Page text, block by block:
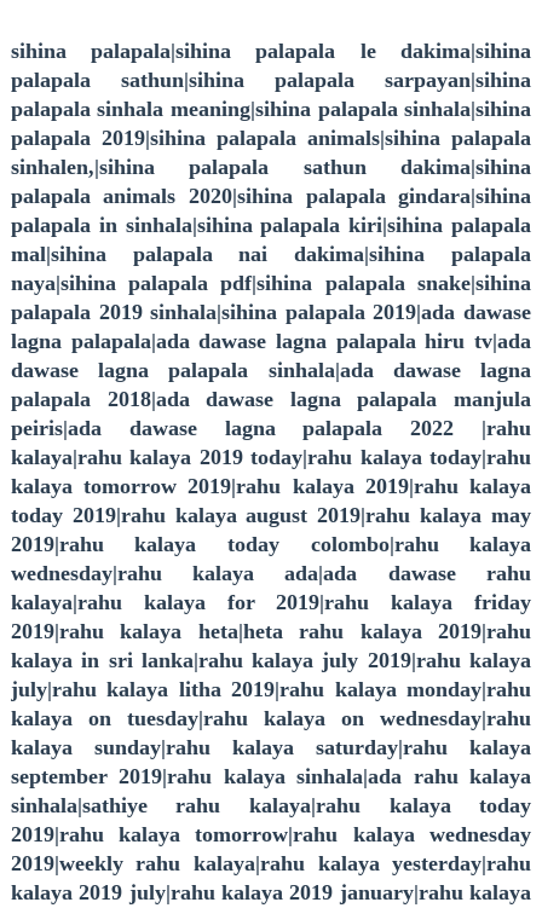
sihina palapala|sihina palapala le dakima|sihina
palapala sathun|sihina palapala sarpayan|sihina
palapala sinhala meaning|sihina palapala sinhala|sihina
palapala 2019|sihina palapala animals|sihina palapala
sinhalen,|sihina palapala sathun dakima|sihina
palapala animals 2020|sihina palapala gindara|sihina
palapala in sinhala|sihina palapala kiri|sihina palapala
mal|sihina palapala nai dakima|sihina palapala
naya|sihina palapala pdf|sihina palapala snake|sihina
palapala 2019 sinhala|sihina palapala 2019|ada dawase
lagna palapala|ada dawase lagna palapala hiru tv|ada
dawase lagna palapala sinhala|ada dawase lagna
palapala 2018|ada dawase lagna palapala manjula
peiris|ada dawase lagna palapala 2022 |rahu
kalaya|rahu kalaya 2019 today|rahu kalaya today|rahu
kalaya tomorrow 2019|rahu kalaya 2019|rahu kalaya
today 2019|rahu kalaya august 2019|rahu kalaya may
2019|rahu kalaya today colombo|rahu kalaya
wednesday|rahu kalaya ada|ada dawase rahu
kalaya|rahu kalaya for 2019|rahu kalaya friday
2019|rahu kalaya heta|heta rahu kalaya 2019|rahu
kalaya in sri lanka|rahu kalaya july 2019|rahu kalaya
july|rahu kalaya litha 2019|rahu kalaya monday|rahu
kalaya on tuesday|rahu kalaya on wednesday|rahu
kalaya sunday|rahu kalaya saturday|rahu kalaya
september 2019|rahu kalaya sinhala|ada rahu kalaya
sinhala|sathiye rahu kalaya|rahu kalaya today
2019|rahu kalaya tomorrow|rahu kalaya wednesday
2019|weekly rahu kalaya|rahu kalaya yesterday|rahu
kalaya 2019 july|rahu kalaya 2019 january|rahu kalaya